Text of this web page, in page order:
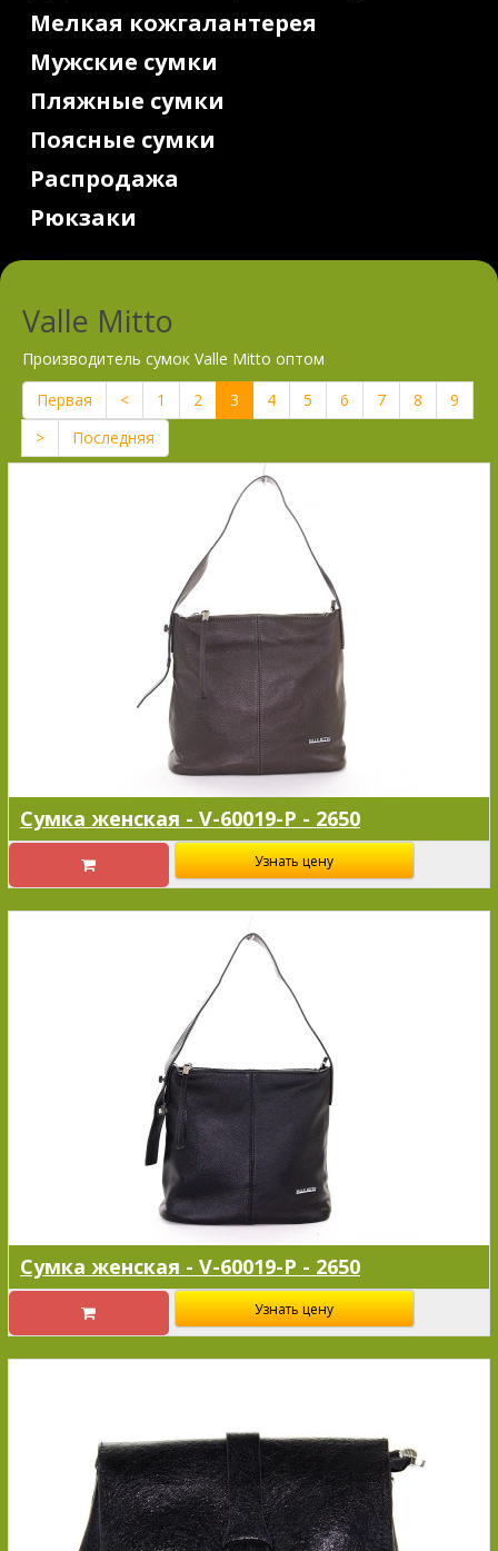
Мелкая кожгалантерея
Мужские сумки
Пляжные сумки
Поясные сумки
Распродажа
Рюкзаки
Valle Mitto
Производитель сумок Valle Mitto оптом
Первая
< 1 2 3 4 5 6 7 8
9
>
Последняя
Сумка женская - V-60019-P - 2650
Узнать цену
Сумка женская - V-60019-P - 2650
Узнать цену